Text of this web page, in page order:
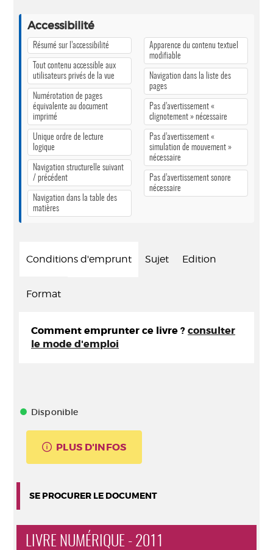
Accessibilité
Résumé sur l’accessibilité
Tout contenu accessible aux
utilisateurs privés de la vue
Numérotation de pages
équivalente au document
imprimé
Unique ordre de lecture
logique
Navigation structurelle suivant
/ précédent
Navigation dans la table des
matières
Apparence du contenu textuel
modifiable
Navigation dans la liste des
pages
Pas d’avertissement «
clignotement » nécessaire
Pas d’avertissement «
simulation de mouvement »
nécessaire
Pas d’avertissement sonore
nécessaire
Conditions d'emprunt Sujet Edition
Format
Comment emprunter ce livre ? consulter
le mode d'emploi
Disponible
PLUS D'INFOS
SE PROCURER LE DOCUMENT
LIVRE NUMÉRIQUE - 2011